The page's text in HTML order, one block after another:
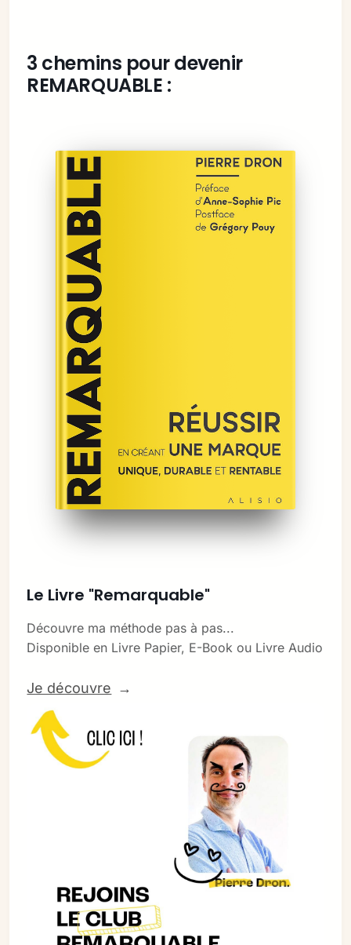
3 chemins pour devenir
REMARQUABLE :
Le Livre "Remarquable"
Découvre ma méthode pas à pas...
Disponible en Livre Papier, E-Book ou Livre Audio
Je découvre